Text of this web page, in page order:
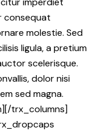
consequat
molestie. Sed
ligula, a pretium
scelerisque.
dolor nisi
sed magna.
trx_columns]